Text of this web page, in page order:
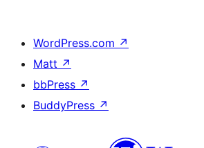
WordPress.com ↗
Matt ↗
bbPress ↗
BuddyPress ↗